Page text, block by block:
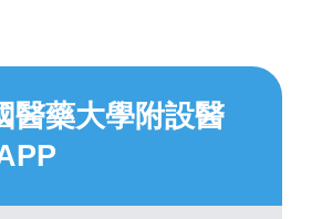
醫藥大學附設醫